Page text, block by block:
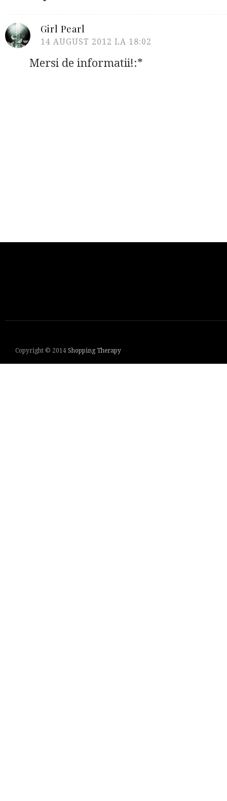
Girl Pearl
14 AUGUST 2012 LA 18:02
Mersi de informatii!:*
Copyright © 2014 Shopping Therapy